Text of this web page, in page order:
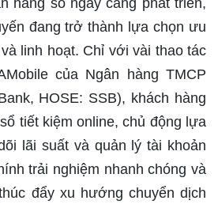
hàng số ngày càng phát triển,
đang trở thành lựa chọn ưu
linh hoạt. Chỉ với vài thao tác
của Ngân hàng TMCP
HOSE: SSB), khách hàng
tiết kiệm online, chủ động lựa
lãi suất và quản lý tài khoản
trải nghiệm nhanh chóng và
đẩy xu hướng chuyển dịch